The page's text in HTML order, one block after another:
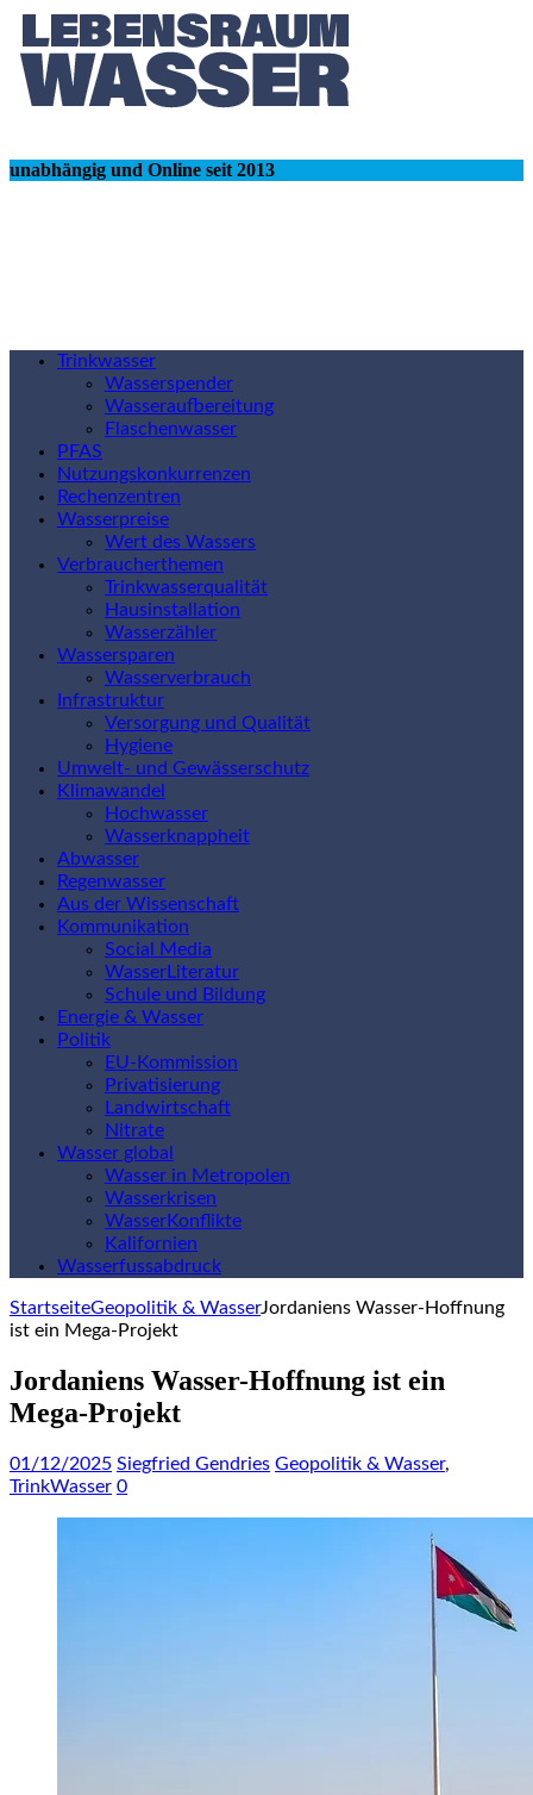
unabhängig und Online seit 2013
Trinkwasser
Wasserspender
Wasseraufbereitung
Flaschenwasser
PFAS
Nutzungskonkurrenzen
Rechenzentren
Wasserpreise
Wert des Wassers
Verbraucherthemen
Trinkwasserqualität
Hausinstallation
Wasserzähler
Wassersparen
Wasserverbrauch
Infrastruktur
Versorgung und Qualität
Hygiene
Umwelt- und Gewässerschutz
Klimawandel
Hochwasser
Wasserknappheit
Abwasser
Regenwasser
Aus der Wissenschaft
Kommunikation
Social Media
WasserLiteratur
Schule und Bildung
Energie & Wasser
Politik
EU-Kommission
Privatisierung
Landwirtschaft
Nitrate
Wasser global
Wasser in Metropolen
Wasserkrisen
WasserKonflikte
Kalifornien
Wasserfussabdruck
StartseiteGeopolitik & WasserJordaniens Wasser-Hoffnung
ist ein Mega-Projekt
Jordaniens Wasser-Hoffnung ist ein
Mega-Projekt
01/12/2025 Siegfried Gendries Geopolitik & Wasser,
TrinkWasser 0